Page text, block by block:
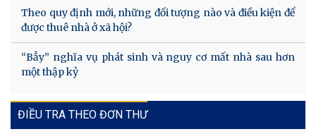
Theo quy định mới, những đối tượng nào và điều kiện để
được thuê nhà ở xã hội?
“Bẫy” nghĩa vụ phát sinh và nguy cơ mất nhà sau hơn
một thập kỷ
ĐIỀU TRA THEO ĐƠN THƯ